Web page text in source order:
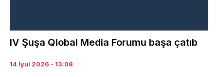
IV Şuşa Qlobal Media Forumu başa çatıb
14 İyul 2026 - 13:08